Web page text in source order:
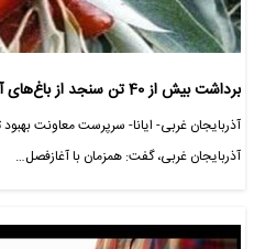
برداشت بیش از 40 تن سنجد از باغ‌های آذربایجان غربی
آذربایجان غربی- ایانا- سرپرست معاونت
آذربایجان غربی، گفت: همزمان با آغازفصل…